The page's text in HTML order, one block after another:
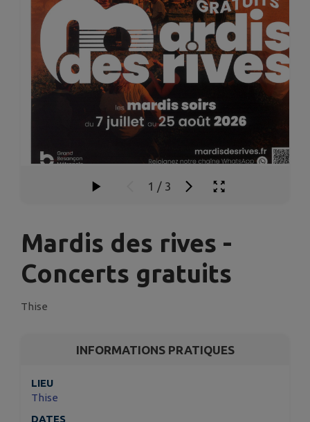
1 / 3
Mardis des rives -
Concerts gratuits
Thise
INFORMATIONS PRATIQUES
LIEU
Thise
DATES